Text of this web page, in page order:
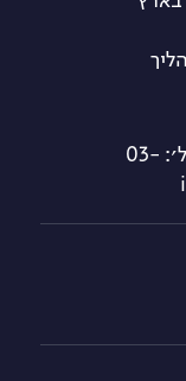
הברזל 21 א, רמת החייל תל אביב | טל׳: 03-